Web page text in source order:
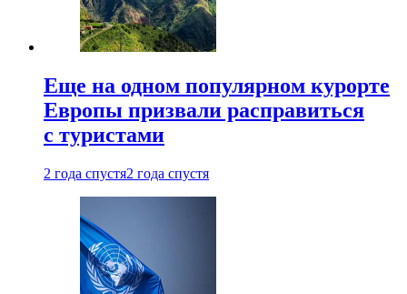
Еще на одном популярном курорте
Европы призвали расправиться
с туристами
2 года спустя2 года спустя